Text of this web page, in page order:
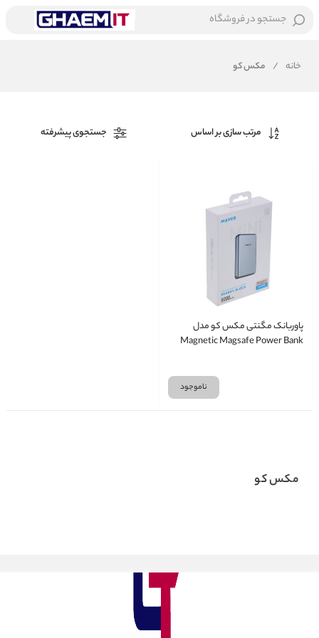
جستجو در فروشگاه
خانه / مکس کو
مرتب سازی بر اساس جستجوی پیشرفته
پاوربانک مگنتی مکس کو مدل
Magnetic Magsafe Power Bank
ناموجود
مکس کو